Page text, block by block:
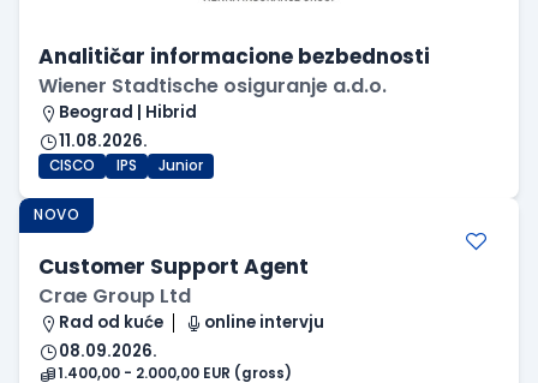
Analitičar informacione bezbednosti
Wiener Stadtische osiguranje a.d.o.
Beograd | Hibrid
11.08.2026.
CISCO IPS Junior
NOVO
Customer Support Agent
Crae Group Ltd
Rad od kuće
online intervju
08.09.2026.
1.400,00 - 2.000,00 EUR (gross)